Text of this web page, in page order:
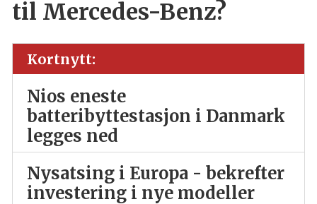
til Mercedes-Benz?
Kortnytt:
Nios eneste
batteribyttestasjon i Danmark
legges ned
Nysatsing i Europa - bekrefter
investering i nye modeller